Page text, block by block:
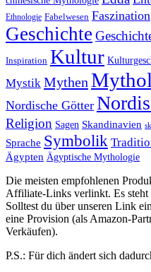
Ethnologie Fabelwesen Faszination
Geschichte
Inspiration Kultur
Mystik Mythen
Nordische Götter
Religion Sagen Skandinavien
Sprache Symbolik
Ägypten Ägyptische Mythologie
Die meisten empfohlenen
Affiliate-Links verlinkt. Es
Solltest du über unseren Link
eine Provision (als Amazon-
Verkäufen).
P.S.: Für dich ändert sich